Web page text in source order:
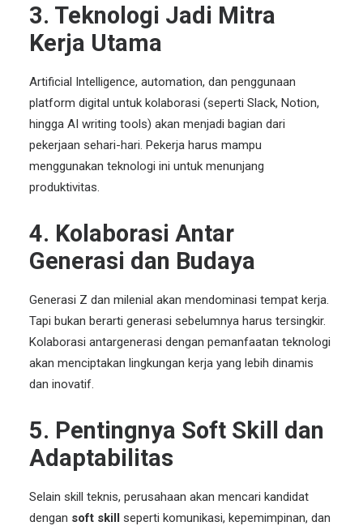
3. Teknologi Jadi Mitra
Kerja Utama
Artificial Intelligence, automation, dan penggunaan
platform digital untuk kolaborasi (seperti Slack, Notion,
hingga AI writing tools) akan menjadi bagian dari
pekerjaan sehari-hari. Pekerja harus mampu
menggunakan teknologi ini untuk menunjang
produktivitas.
4. Kolaborasi Antar
Generasi dan Budaya
Generasi Z dan milenial akan mendominasi tempat kerja.
Tapi bukan berarti generasi sebelumnya harus tersingkir.
Kolaborasi antargenerasi dengan pemanfaatan teknologi
akan menciptakan lingkungan kerja yang lebih dinamis
dan inovatif.
5. Pentingnya Soft Skill dan
Adaptabilitas
Selain skill teknis, perusahaan akan mencari kandidat
dengan soft skill seperti komunikasi, kepemimpinan, dan